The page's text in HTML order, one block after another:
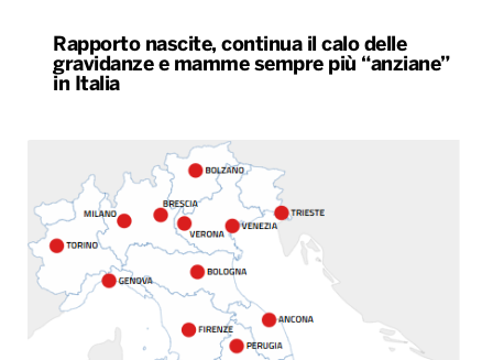
Rapporto nascite, continua il calo delle
gravidanze e mamme sempre più “anziane”
in Italia